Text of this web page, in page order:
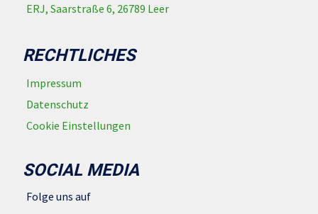
ERJ, Saarstraße 6, 26789 Leer
RECHTLICHES
Impressum
Datenschutz
Cookie Einstellungen
SOCIAL MEDIA
Folge uns auf